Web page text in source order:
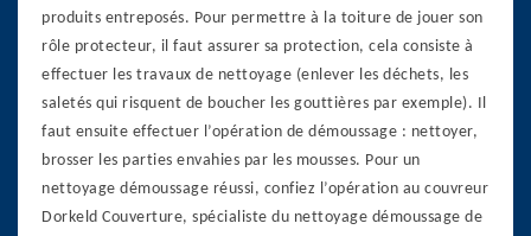
produits entreposés. Pour permettre à la toiture de jouer son
rôle protecteur, il faut assurer sa protection, cela consiste à
effectuer les travaux de nettoyage (enlever les déchets, les
saletés qui risquent de boucher les gouttières par exemple). Il
faut ensuite effectuer l’opération de démoussage : nettoyer,
brosser les parties envahies par les mousses. Pour un
nettoyage démoussage réussi, confiez l’opération au couvreur
Dorkeld Couverture, spécialiste du nettoyage démoussage de